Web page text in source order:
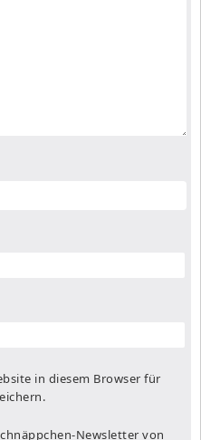
in diesem Browser für
Newsletter von